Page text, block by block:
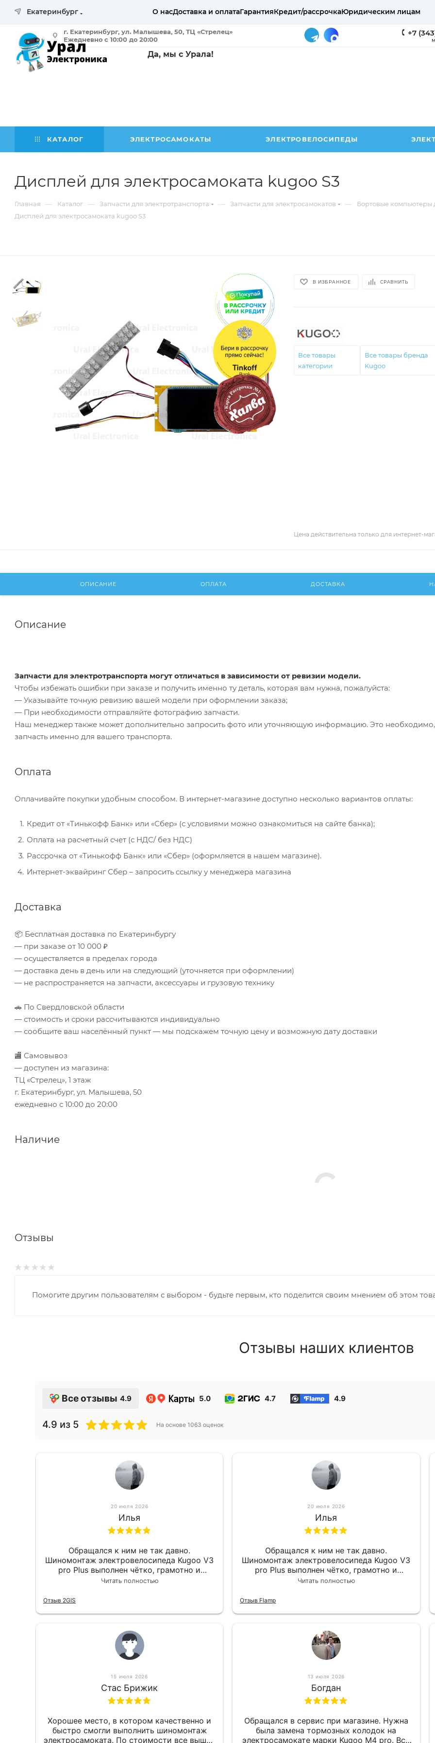
Екатеринбург О насДоставка и оплатаГарантияКредит/рассрочкаЮридическим лицам
г. Екатеринбург, ул. Малышева, 50, ТЦ «Стрелец»
Ежедневно с 10:00 до 20:00
+7
Да, мы с Урала!
КАТАЛОГ ЭЛЕКТРОСАМОКАТЫ ЭЛЕКТРОВЕЛОСИПЕДЫ
Дисплей для электросамоката kugoo S3
Главная — Каталог — Запчасти для электротранспорта — Запчасти для электросамокатов — Бортовые компьютеры
Дисплей для электросамоката kugoo S3
В ИЗБРАННОЕ СРАВНИТЬ
Все товары
категории
Все товары бренда
Kugoo
Цена действительна только для интернет-
ОПИСАНИЕ ОПЛАТА ДОСТАВКА
Описание
Запчасти для электротранспорта могут отличаться в зависимости от ревизии модели.
Чтобы избежать ошибки при заказе и получить именно ту деталь, которая вам нужна, пожалуйста:
— Указывайте точную ревизию вашей модели при оформлении заказа;
— При необходимости отправляйте фотографию запчасти.
Наш менеджер также может дополнительно запросить фото или уточняющую информацию. Это
запчасть именно для вашего транспорта.
Оплата
Оплачивайте покупки удобным способом. В интернет-магазине доступно несколько вариантов оплаты:
Кредит от «Тинькофф Банк» или «Сбер» (с условиями можно ознакомиться на сайте банка);
Оплата на расчетный счет (с НДС/ без НДС)
Рассрочка от «Тинькофф Банк» или «Сбер» (оформляется в нашем магазине).
Интернет-эквайринг Сбер – запросить ссылку у менеджера магазина
Доставка
📦 Бесплатная доставка по Екатеринбургу
— при заказе от 10 000 ₽
— осуществляется в пределах города
— доставка день в день или на следующий (уточняется при оформлении)
— не распространяется на запчасти, аксессуары и грузовую технику
🚗 По Свердловской области
— стоимость и сроки рассчитываются индивидуально
— сообщите ваш населённый пункт — мы подскажем точную цену и возможную дату доставки
🏬 Самовывоз
— доступен из магазина:
ТЦ «Стрелец», 1 этаж
г. Екатеринбург, ул. Малышева, 50
ежедневно с 10:00 до 20:00
Наличие
Отзывы
Помогите другим пользователям с выбором - будьте первым, кто поделится своим мнением об этом
Отзывы наших клиентов
Все отзывы 4.9 5.0 4.7 4.9
4.9 из 5 На основе 1063 оценок
20 июля 2026
Илья
Обращался к ним не так давно.
Шиномонтаж электровелосипеда Kugoo V3
pro Plus выполнен чётко, грамотно и
квалифицированно. Всё сделано
Читать полностью
Отзыв 2GIS
20 июля 2026
Илья
Обращался к ним не так давно.
Шиномонтаж электровелосипеда Kugoo V3
pro Plus выполнен чётко, грамотно и
квалифицированно. Всё сделано
Читать полностью
Отзыв Flamp
15 июля 2026
Стас Брижик
Хорошее место, в котором качественно и
быстро смогли выполнить шиномонтаж
электросамоката. По стоимости все вышло
13 июля 2026
Богдан
Обращался в сервис при магазине. Нужна
была замена тормозных колодок на
электросамокате марки Kugoo M4 pro. Всё